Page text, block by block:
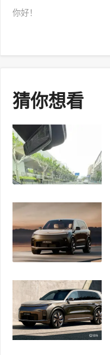
你好！
猜你想看